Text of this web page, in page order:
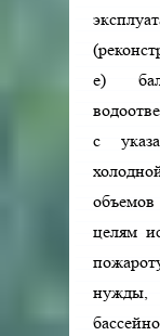
е)
с
целям
нужды,